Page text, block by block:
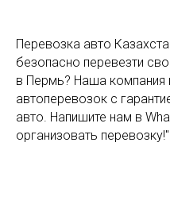
Перевозка авто
безопасно перевезти
в Пермь? Наша компания
автоперевозок с
авто. Напишите нам в
организовать перевозку!"